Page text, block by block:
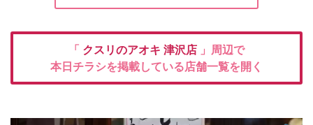
「 クスリのアオキ 津沢店 」周辺で
本日チラシを掲載している店舗一覧を開く